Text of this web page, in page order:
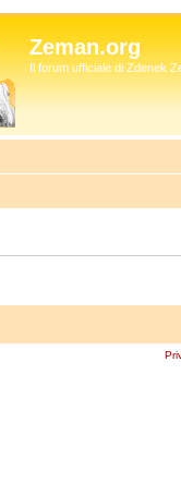
Zeman.org
Il forum ufficiale di Zdenek